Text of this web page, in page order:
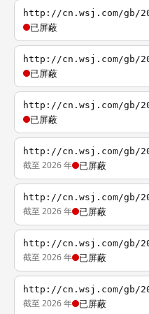
http://cn.wsj.com/gb/
已屏蔽
http://cn.wsj.com/gb/
已屏蔽
http://cn.wsj.com/gb/
已屏蔽
http://cn.wsj.com/gb/
截至 2026 年 已屏蔽
http://cn.wsj.com/gb/
截至 2026 年 已屏蔽
http://cn.wsj.com/gb/
截至 2026 年 已屏蔽
http://cn.wsj.com/gb/
截至 2026 年 已屏蔽